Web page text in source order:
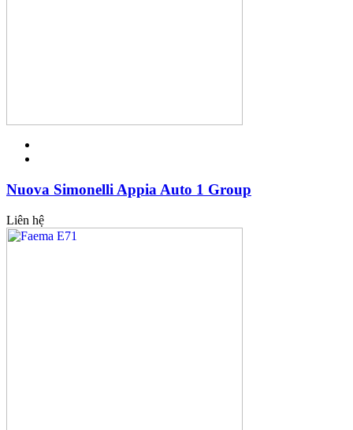
Nuova Simonelli Appia Auto 1 Group
Liên hệ